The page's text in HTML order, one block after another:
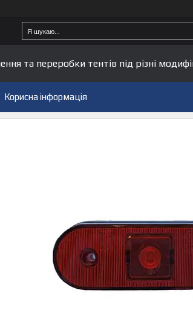
та переробки тентів під різні
Корисна інформація